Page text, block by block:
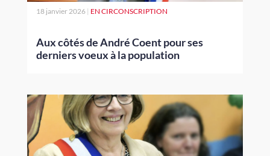
Aux côtés de André Coent pour ses
derniers voeux à la population
18 janvier 2026| EN CIRCONSCRIPTION